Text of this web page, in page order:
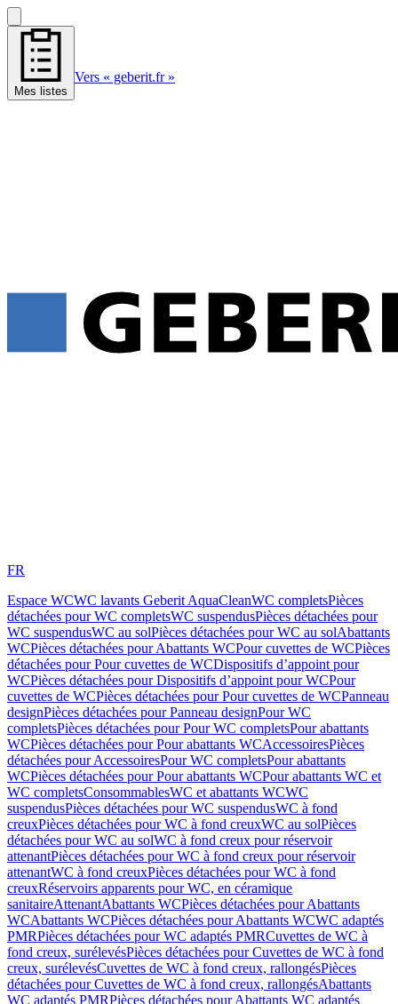
Mes listes
Vers « geberit.fr »
FR
Espace WCWC lavants Geberit AquaCleanWC completsPièces
détachées pour WC completsWC suspendusPièces détachées pour
WC suspendusWC au solPièces détachées pour WC au solAbattants
WCPièces détachées pour Abattants WCPour cuvettes de WCPièces
détachées pour Pour cuvettes de WCDispositifs d’appoint pour
WCPièces détachées pour Dispositifs d’appoint pour WCPour
cuvettes de WCPièces détachées pour Pour cuvettes de WCPanneau
designPièces détachées pour Panneau designPour WC
completsPièces détachées pour Pour WC completsPour abattants
WCPièces détachées pour Pour abattants WCAccessoiresPièces
détachées pour AccessoiresPour WC completsPour abattants
WCPièces détachées pour Pour abattants WCPour abattants WC et
WC completsConsommablesWC et abattants WCWC
suspendusPièces détachées pour WC suspendusWC à fond
creuxPièces détachées pour WC à fond creuxWC au solPièces
détachées pour WC au solWC à fond creux pour réservoir
attenantPièces détachées pour WC à fond creux pour réservoir
attenantWC à fond creuxPièces détachées pour WC à fond
creuxRéservoirs apparents pour WC, en céramique
sanitaireAttenantAbattants WCPièces détachées pour Abattants
WCAbattants WCPièces détachées pour Abattants WCWC adaptés
PMRPièces détachées pour WC adaptés PMRCuvettes de WC à
fond creux, surélevésPièces détachées pour Cuvettes de WC à fond
creux, surélevésCuvettes de WC à fond creux, rallongésPièces
détachées pour Cuvettes de WC à fond creux, rallongésAbattants
WC adaptés PMRPièces détachées pour Abattants WC adaptés